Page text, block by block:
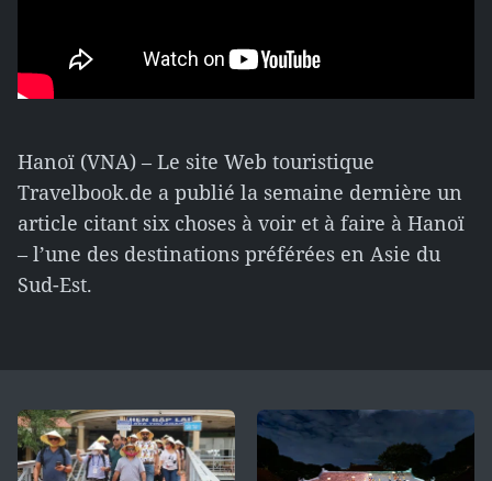
Hanoï (VNA) – Le site Web touristique
Travelbook.de a publié la semaine dernière un
article citant six choses à voir et à faire à Hanoï
– l’une des destinations préférées en Asie du
Sud-Est.